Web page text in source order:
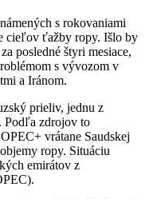
s rokovaniami
cieľov ťažby ropy. Išlo by
posledné štyri mesiace,
s vývozom v
a Iránom.
prieliv, jednu z
Podľa zdrojov to
vrátane Saudskej
ropy. Situáciu
emirátov z